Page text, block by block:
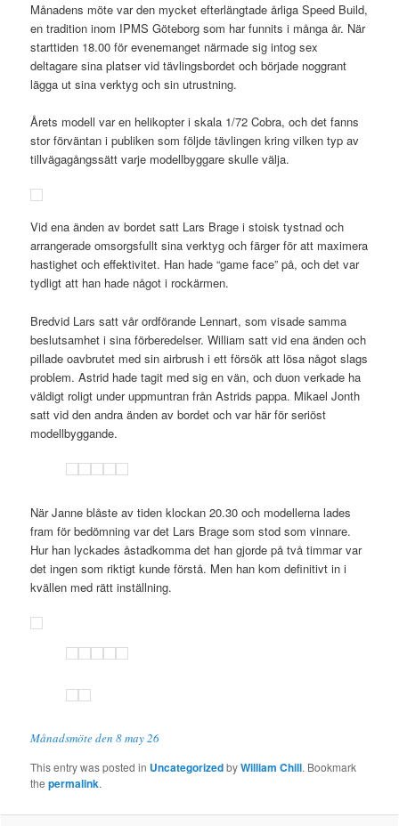
Månadens möte var den mycket efterlängtade årliga Speed Build,
en tradition inom IPMS Göteborg som har funnits i många år. När
starttiden 18.00 för evenemanget närmade sig intog sex
deltagare sina platser vid tävlingsbordet och började noggrant
lägga ut sina verktyg och sin utrustning.
Årets modell var en helikopter i skala 1/72 Cobra, och det fanns
stor förväntan i publiken som följde tävlingen kring vilken typ av
tillvägagångssätt varje modellbyggare skulle välja.
Vid ena änden av bordet satt Lars Brage i stoisk tystnad och
arrangerade omsorgsfullt sina verktyg och färger för att maximera
hastighet och effektivitet. Han hade “game face” på, och det var
tydligt att han hade något i rockärmen.
Bredvid Lars satt vår ordförande Lennart, som visade samma
beslutsamhet i sina förberedelser. William satt vid ena änden och
pillade oavbrutet med sin airbrush i ett försök att lösa något slags
problem. Astrid hade tagit med sig en vän, och duon verkade ha
väldigt roligt under uppmuntran från Astrids pappa. Mikael Jonth
satt vid den andra änden av bordet och var här för seriöst
modellbyggande.
När Janne blåste av tiden klockan 20.30 och modellerna lades
fram för bedömning var det Lars Brage som stod som vinnare.
Hur han lyckades åstadkomma det han gjorde på två timmar var
det ingen som riktigt kunde förstå. Men han kom definitivt in i
kvällen med rätt inställning.
Månadsmöte den 8 may 26
This entry was posted in UncategorizedbyWilliam Chill. Bookmark
thepermalink.